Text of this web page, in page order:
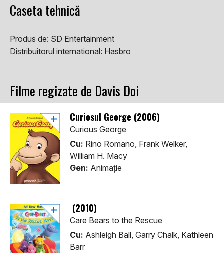
Caseta tehnică
Produs de: SD Entertainment
Distribuitorul international: Hasbro
Filme regizate de Davis Doi
Curiosul George (2006)
Curious George
Cu: Rino Romano, Frank Welker,
William H. Macy
Gen: Animaţie
(2010)
Care Bears to the Rescue
Cu: Ashleigh Ball, Garry Chalk, Kathleen
Barr